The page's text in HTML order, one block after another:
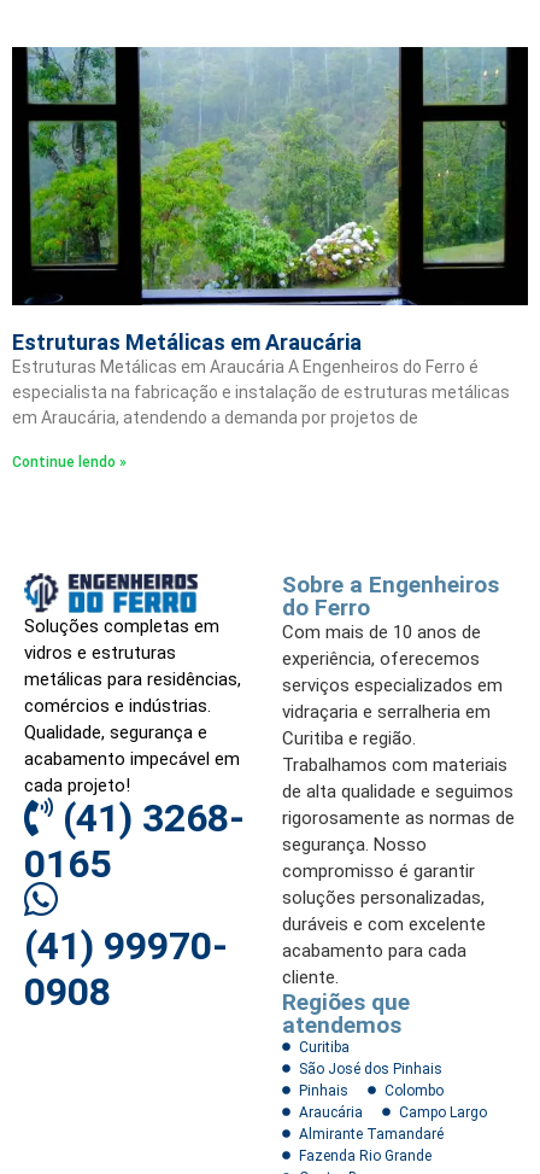
Estruturas Metálicas em Araucária
Estruturas Metálicas em Araucária A Engenheiros do Ferro é
especialista na fabricação e instalação de estruturas metálicas
em Araucária, atendendo a demanda por projetos de
Continue lendo »
Soluções completas em
vidros e estruturas
metálicas para residências,
comércios e indústrias.
Qualidade, segurança e
acabamento impecável em
cada projeto!
(41) 3268-
0165
(41) 99970-
0908
Sobre a Engenheiros
do Ferro
Com mais de 10 anos de
experiência, oferecemos
serviços especializados em
vidraçaria e serralheria em
Curitiba e região.
Trabalhamos com materiais
de alta qualidade e seguimos
rigorosamente as normas de
segurança. Nosso
compromisso é garantir
soluções personalizadas,
duráveis e com excelente
acabamento para cada
cliente.
Regiões que
atendemos
Curitiba
São José dos Pinhais
Pinhais
Colombo
Araucária
Campo Largo
Almirante Tamandaré
Fazenda Rio Grande